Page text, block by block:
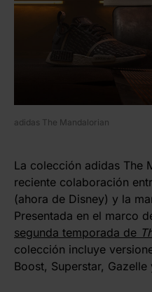
adidas The Mandalorian
La colección adidas The
reciente colaboración
(ahora de Disney) y la
Presentada en el marco
segunda temporada de
colección incluye
Boost, Superstar, Gazelle